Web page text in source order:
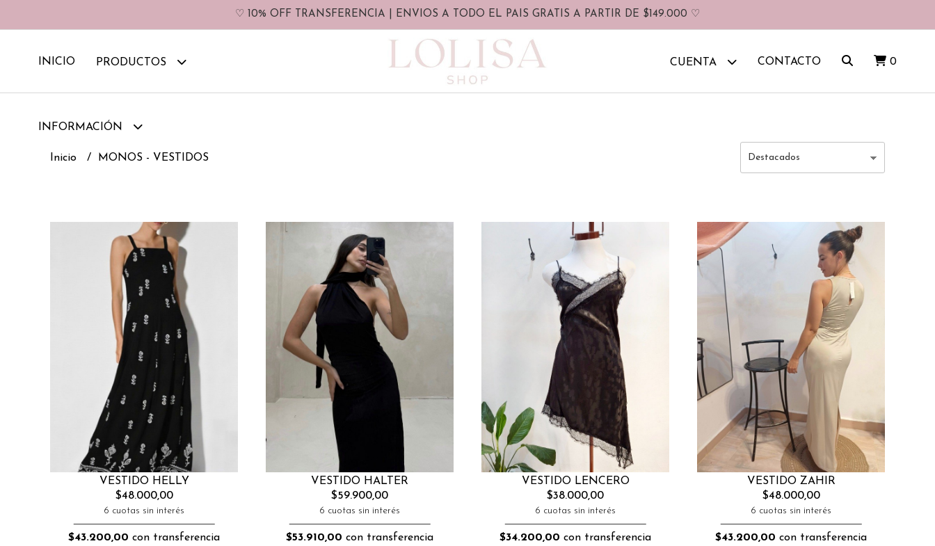
♡ 10% OFF TRANSFERENCIA | ENVIOS A TODO EL PAIS GRATIS A PARTIR DE $149.000 ♡
INICIO PRODUCTOS
INFORMACIÓN
CUENTA CONTACTO 0
Inicio MONOS - VESTIDOS
VESTIDO HELLY
$48.000,00
6 cuotas sin interés
$43.200,00 con transferencia
VESTIDO HALTER
$59.900,00
6 cuotas sin interés
$53.910,00 con transferencia
VESTIDO LENCERO
$38.000,00
6 cuotas sin interés
$34.200,00 con transferencia
VESTIDO ZAHIR
$48.000,00
6 cuotas sin interés
$43.200,00 con transferencia